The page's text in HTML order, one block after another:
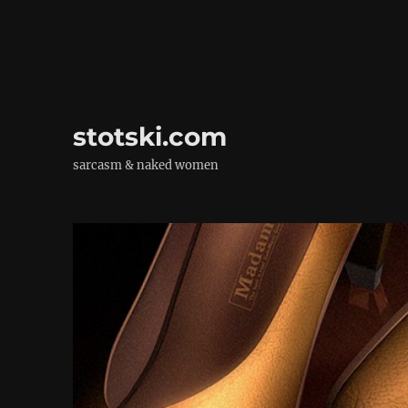
stotski.com
sarcasm & naked women